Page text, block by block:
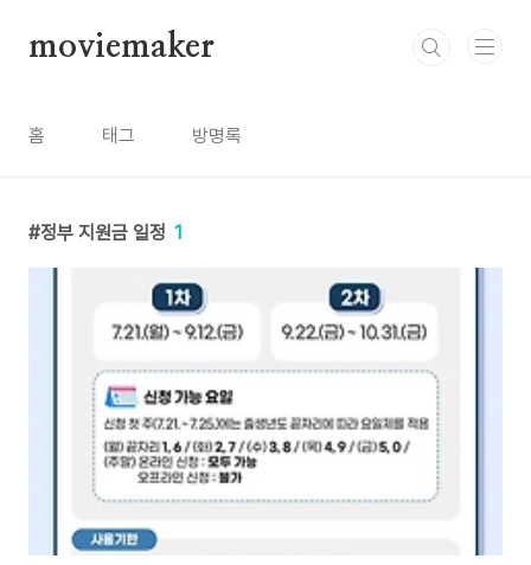
moviemaker
홈 태그 방명록
정부 지원금 일정 1